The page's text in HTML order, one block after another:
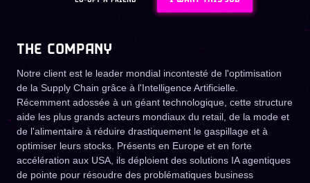
THE COMPANY
Notre client est le leader mondial incontesté de l'optimisation
de la Supply Chain grâce à l'Intelligence Artificielle.
Récemment adossée à un géant technologique, cette structure
aide les plus grands acteurs mondiaux du retail, de la mode et
de l'alimentaire à réduire drastiquement le gaspillage et à
optimiser leurs stocks. Présents en Europe et en forte
accélération aux USA, ils déploient des solutions IA agentiques
de pointe pour résoudre des problématiques business